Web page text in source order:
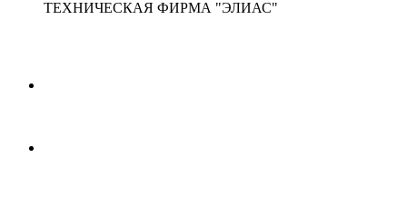
ТЕХНИЧЕСКАЯ ФИРМА "ЭЛИАС"